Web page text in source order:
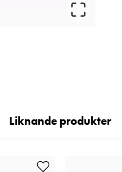
Liknande produkter